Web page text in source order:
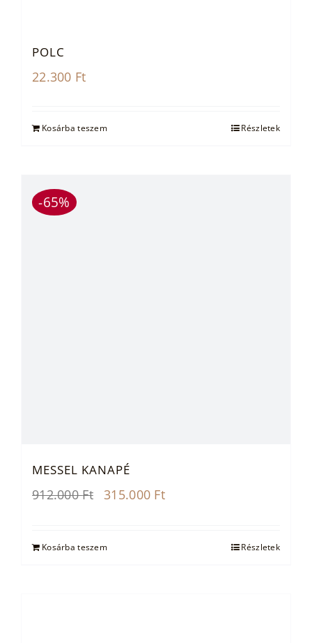
POLC
22.300 Ft
Kosárba teszem Részletek
-65%
MESSEL KANAPÉ
912.000Ft
Original
912.000 Ft.
315.000 Ft
315.000 Ft.
Kosárba teszem Részletek